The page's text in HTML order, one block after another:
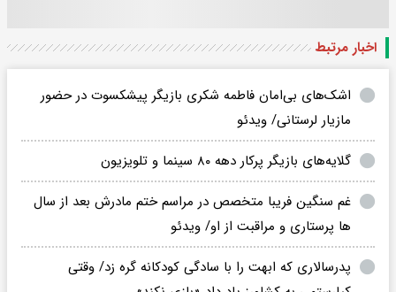
اخبار مرتبط
اشک‌های بی‌امان فاطمه شکری بازیگر پیشکسوت در حضور
مازیار لرستانی/ ویدئو
گلایه‌های بازیگر پرکار دهه ۸۰ سینما و تلویزیون
غم سنگین فریبا متخصص در مراسم ختم مادرش بعد از سال
ها پرستاری و مراقبت از او/ ویدئو
پدرسالاری که ابهت را با سادگی کودکانه گره زد/ وقتی